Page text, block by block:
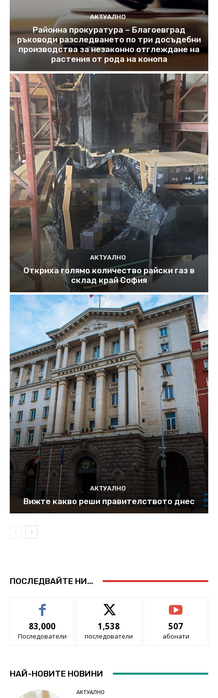
АКТУАЛНО
Районна прокуратура – Благоевград
ръководи разследването по три досъдебни
производства за незаконно отглеждане на
растения от рода на конопа
АКТУАЛНО
Откриха голямо количество райски газ в
склад край София
АКТУАЛНО
Вижте какво реши правителството днес
ПОСЛЕДВАЙТЕ НИ...
83,000
Последователи
1,538
последователи
507
абонати
НАЙ-НОВИТЕ НОВИНИ
АКТУАЛНО